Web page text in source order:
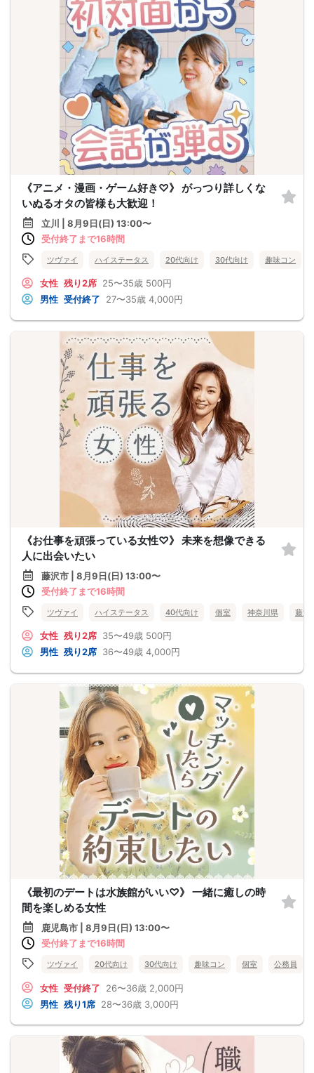
《アニメ・漫画・ゲーム好き♡》 がっつり詳しくな
いぬるオタの皆様も大歓迎！
立川 | 8月9日(日) 13:00〜
受付終了まで16時間
ツヴァイ ハイステータス 20代向け 30代向け 趣味コン
女性 残り2席 25〜35歳 500円
男性 受付終了 27〜35歳 4,000円
《お仕事を頑張っている女性♡》 未来を想像できる
人に出会いたい
藤沢市 | 8月9日(日) 13:00〜
受付終了まで16時間
ツヴァイ ハイステータス 40代向け 個室 神奈川県 藤沢
女性 残り2席 35〜49歳 500円
男性 残り2席 36〜49歳 4,000円
《最初のデートは水族館がいい♡》 一緒に癒しの時
間を楽しめる女性
鹿児島市 | 8月9日(日) 13:00〜
受付終了まで16時間
ツヴァイ 20代向け 30代向け 趣味コン 個室 公務員
女性 受付終了 26〜36歳 2,000円
男性 残り1席 28〜36歳 3,000円